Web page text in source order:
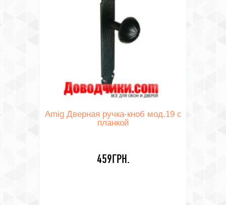
Amig Дверная ручка-кноб мод.19 с
планкой
459ГРН.